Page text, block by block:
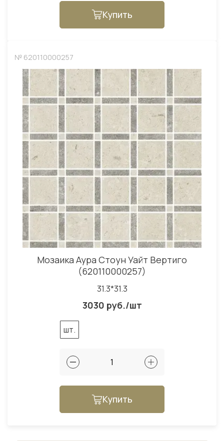
Купить
№ 620110000257
Мозаика Аура Стоун Уайт Вертиго
(620110000257)
31.3*31.3
3030 руб./шт
шт.
Купить